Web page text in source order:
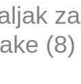
za
(8)